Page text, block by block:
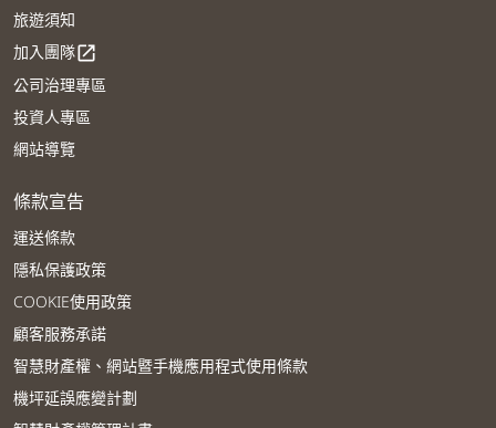
旅遊須知
加入團隊open_in_new
公司治理專區
投資人專區
網站導覽
條款宣告
運送條款
隱私保護政策
COOKIE使用政策
顧客服務承諾
智慧財產權、網站暨手機應用程式使用條款
機坪延誤應變計劃